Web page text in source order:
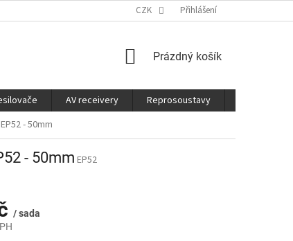
CZK Přihlášení
NÁKUPNÍ
Prázdný košík
AV receivery Reprosoustavy
- 50mm
- 50mm EP52
/ sada